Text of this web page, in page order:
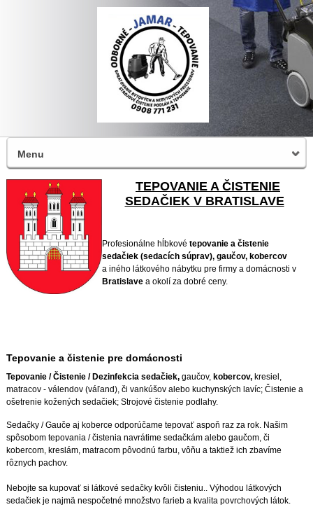
TEPOVANIE A ČISTENIE
SEDAČIEK V BRATISLAVE
Profesionálne hĺbkové tepovanie a čistenie
sedačiek (sedacích súprav), gaučov, kobercov
a iného látkového nábytku pre firmy a domácnosti v
Bratislave a okolí za dobré ceny.
Tepovanie a čistenie pre domácnosti
Tepovanie / Čistenie / Dezinfekcia sedačiek,gaučov, kobercov, kresiel,
matracov - válendov (váľand), či vankúšov alebo kuchynských lavíc; Čistenie a
ošetrenie kožených sedačiek; Strojové čistenie podlahy.
Sedačky / Gauče aj koberce odporúčame tepovať aspoň raz za rok. Našim
spôsobom tepovania / čistenia navrátime sedačkám alebo gaučom, či
kobercom, kreslám, matracom pôvodnú farbu, vôňu a taktiež ich zbavíme
rôznych pachov.
Nebojte sa kupovať si látkové sedačky kvôli čisteniu.. Výhodou látkových
sedačiek je najmä nespočetné množstvo farieb a kvalita povrchových látok.
Menu